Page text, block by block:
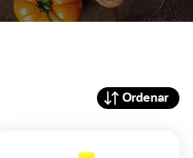
Ordenar